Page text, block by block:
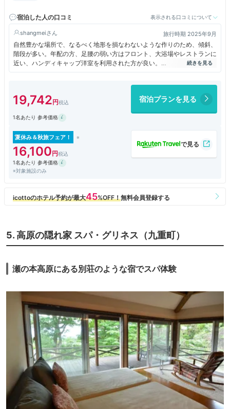
宿泊した人の口コミ
表示される口コミについて
shangmei 旅行時期 2025年9月
自然豊かな場所で、なるべく地形を損なわないような作りのため、傾斜、
階段が多い。年配の方、足腰の弱い方はフロント、大浴場やレストランに
近い、ハンディキャップ洋室を利用された方が良い。
フロントやレストラン棟から大浴場や各部屋へ行くのに、いきなり10段
敷地は広く、外廊下は左右にいくども折れ曲がるので、方向音痴の人は要
注意。分かれ道には部屋番号の案内はある。
ペット利用可能のため、そのエリアは犬の鳴き声が外に響いていた。離れ
天気が良ければ満点の星空が楽しめるが、テラスなしの部屋は縁側などか
ら外に出ることは禁止のため、ホテルが開催するスターウォッチングの利
用がおすすめ。
和洋室は、窓の左右に障子があるので、景色は半分しか見れない。部屋か
ら開放的な景観を楽しむなら、テラス付きの部屋が良さそうだが、マップ
高原に出られないのは非常に残念だが、内風呂がガラス窓で高原に面して
いるため、仕方が無い。
ッケージの虫の写真が見えないようにしてある配慮もあった。
食事のアレルギーについては、ホテルから予約確認の電話の時に聞いてく
れる。
く美味しかった。
朝はビュッフェスタイル。大分名物とり天とりゅうきゅうがあった。ソー
ーが前回と違うという話をしていたのが耳に入ったので、朝食メニューは
入れ替えがありそう。
部屋に備え付けのコーヒーセットで、豆を挽いて淹れるのがとても楽しく
優雅な気分。淹れ方の説明もあるので、きちんと読んだ方がいい。豆は深
入り？コーヒーフレッシュと砂糖もある。
洗面所の水は地下水を利用しており飲めるとの事。
売店に売ってある水のペットボトルより、大浴場外側の自販機の方が安か
った。
チェックアウトの時間は混み合うので、食事の後に精算だけ済ませておく
のがおすすめと、ホテル側の案内あり。
チェックインは１５時だが、１４時半に行ったらちょっと迷惑そうだっ
た。
19,742 宿泊プランを見る
1名あたり 参考価格
夏休み＆秋旅フェア！
16,100
1名あたり 参考価格
※対象施設のみ
5. 高原の隠れ家 スパ・グリネス（九重町）
瀬の本高原にある別荘のような宿でスパ体験